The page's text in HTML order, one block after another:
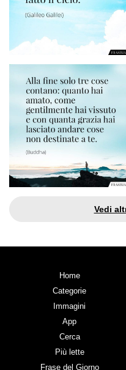
Vedi
Home
Categorie
Immagini
App
Cerca
Più lette
Frase del Giorno